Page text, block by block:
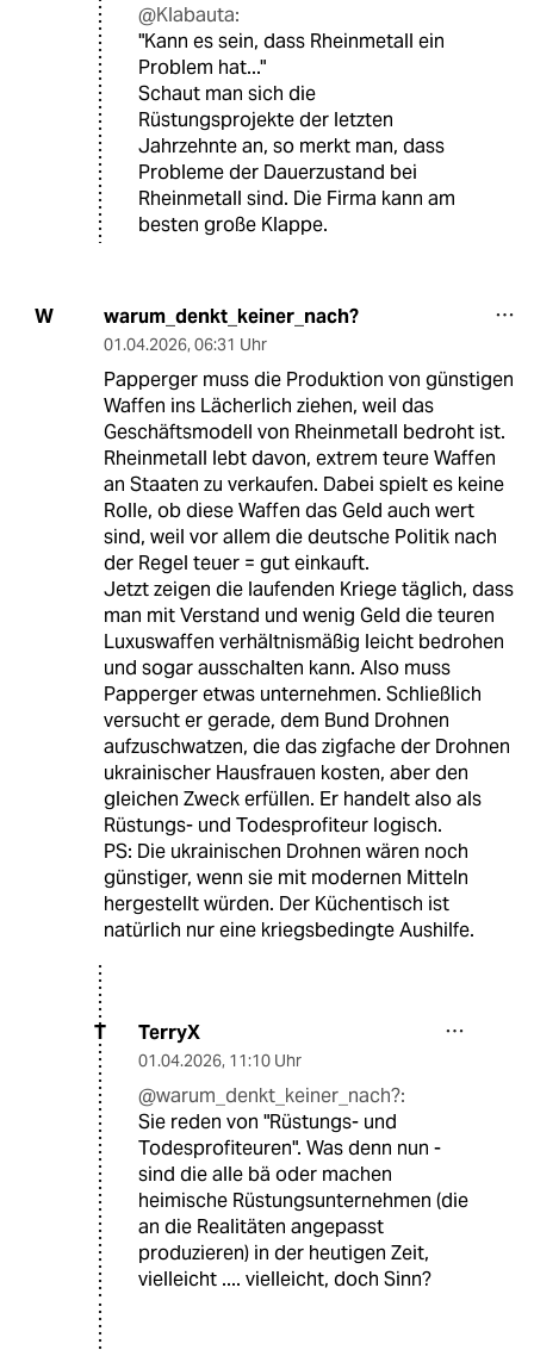
@Klabauta:
"Kann es sein, dass Rheinmetall ein
Problem hat..."
Schaut man sich die
Rüstungsprojekte der letzten
Jahrzehnte an, so merkt man, dass
Probleme der Dauerzustand bei
Rheinmetall sind. Die Firma kann am
besten große Klappe.
W warum_denkt_keiner_nach?
01.04.2026, 06:31 Uhr
Papperger muss die Produktion von günstigen
Waffen ins Lächerlich ziehen, weil das
Geschäftsmodell von Rheinmetall bedroht ist.
Rheinmetall lebt davon, extrem teure Waffen
an Staaten zu verkaufen. Dabei spielt es keine
Rolle, ob diese Waffen das Geld auch wert
sind, weil vor allem die deutsche Politik nach
der Regel teuer = gut einkauft.
Jetzt zeigen die laufenden Kriege täglich, dass
man mit Verstand und wenig Geld die teuren
Luxuswaffen verhältnismäßig leicht bedrohen
und sogar ausschalten kann. Also muss
Papperger etwas unternehmen. Schließlich
versucht er gerade, dem Bund Drohnen
aufzuschwatzen, die das zigfache der Drohnen
ukrainischer Hausfrauen kosten, aber den
gleichen Zweck erfüllen. Er handelt also als
Rüstungs- und Todesprofiteur logisch.
PS: Die ukrainischen Drohnen wären noch
günstiger, wenn sie mit modernen Mitteln
hergestellt würden. Der Küchentisch ist
natürlich nur eine kriegsbedingte Aushilfe.
T TerryX
01.04.2026, 11:10 Uhr
@warum_denkt_keiner_nach?:
Sie reden von "Rüstungs- und
Todesprofiteuren". Was denn nun -
sind die alle bä oder machen
heimische Rüstungsunternehmen (die
an die Realitäten angepasst
produzieren) in der heutigen Zeit,
vielleicht .... vielleicht, doch Sinn?